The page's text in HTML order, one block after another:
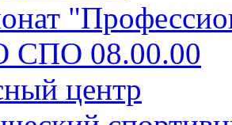
08.00.00
центр